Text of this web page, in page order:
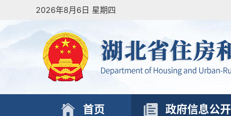
2026年8月6日 星期四
首页 政府信息公开